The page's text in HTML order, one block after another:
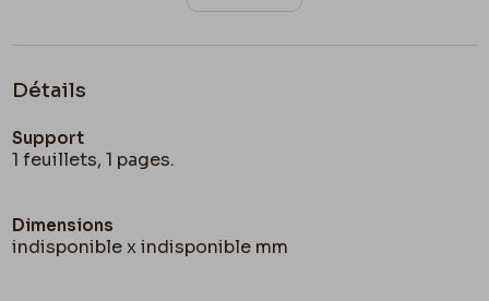
Détails
Support
1 feuillets, 1 pages.
Dimensions
indisponible x indisponible mm